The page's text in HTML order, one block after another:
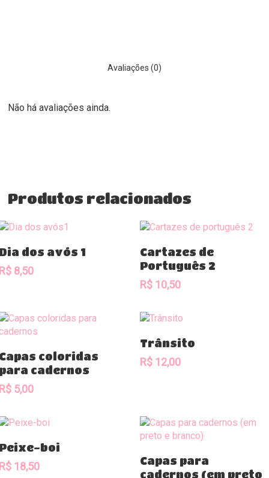
Avaliações (0)
Não há avaliações ainda.
Produtos relacionados
Comprar
dos avós 1
8,50
Comprar
Cartazes de
Português 2
R$ 10,50
Comprar
coloridas
cadernos
5,00
Trânsito
R$ 12,00
Comprar
boi
18,50
Capas para
cadernos (em preto